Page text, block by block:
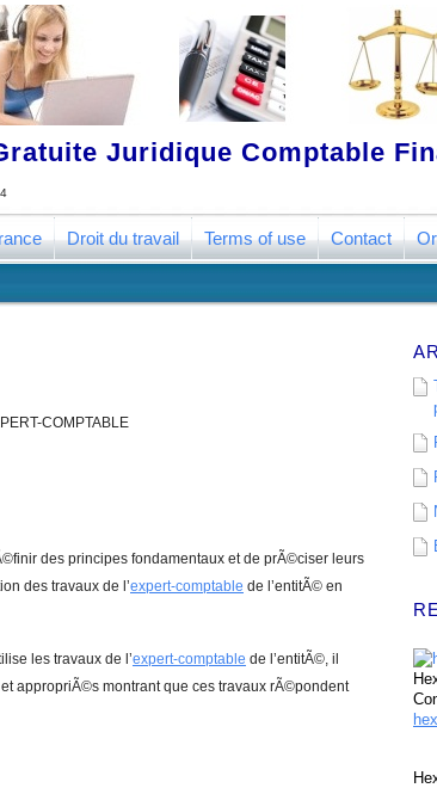
Juridique Comptable
Droit du travail Terms of use Contact
COMPTABLE
des principes fondamentaux et de prÃ©ciser leurs
des travaux de l’expert-comptable de l’entitÃ© en
les travaux de l’expert-comptable de l’entitÃ©, il
appropriÃ©s montrant que ces travaux rÃ©pondent